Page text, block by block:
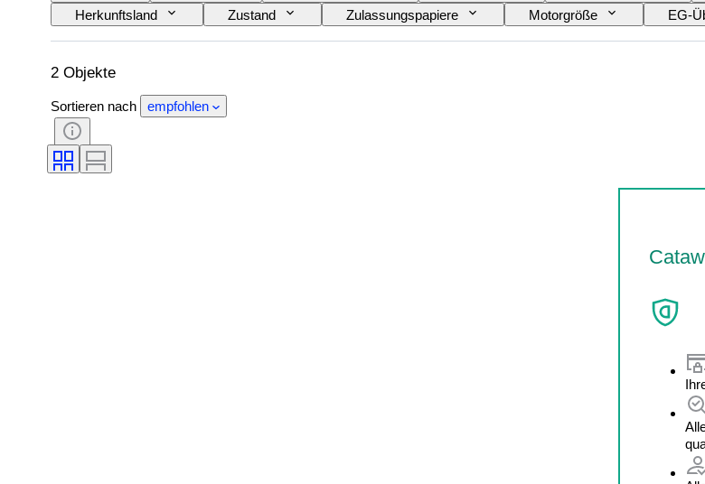
Herkunftsland
Zustand Zulassungspapiere Motorgröße EG-
2 Objekte
Sortieren nach empfohlen